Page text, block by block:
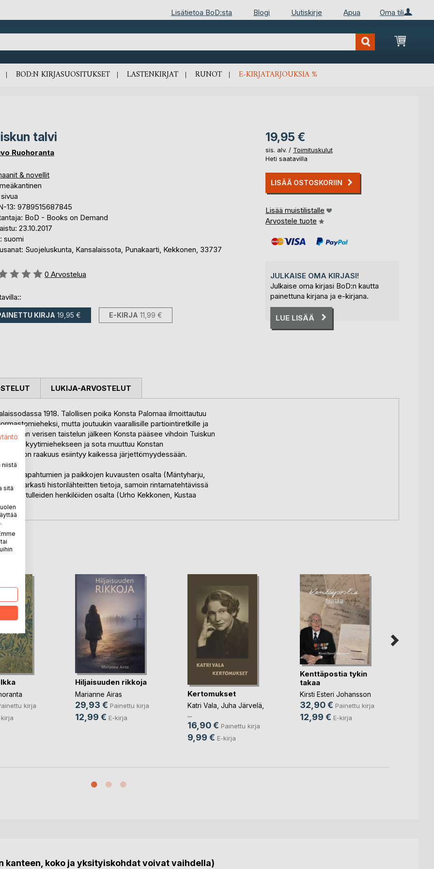
Oma tili
Lisätietoa BoD:sta Blogi Uutiskirje Apua
BOD:N KIRJASUOSITUKSET LASTENKIRJAT RUNOT E-KIRJATARJOUKSIA %
talvi
Ruohoranta
& novellit
13: 9789515687845
BoD - Books on Demand
23.10.2017
suomi
Suojeluskunta, Kansalaissota, Punakaarti, Kekkonen, 33737
0 Arvostelua
KIRJA 19,95 € E-KIRJA 11,99 €
19,95 €
sis. alv. / Toimituskulut
Heti saatavilla
LISÄÄ OSTOSKORIIN
Lisää muistilistalle
Arvostele tuote
JULKAISE OMA KIRJASI!
Julkaise oma kirjasi BoD:n kautta
painettuna kirjana ja e-kirjana.
LUE LISÄÄ
1918. Talollisen poika Konsta Palomaa ilmoittautuu
mutta joutuukin vaarallisille partiointiretkille ja
kylän verisen taistelun jälkeen Konsta pääsee vihdoin Tuiskun
kyytimiehekseen ja sota muuttuu Konstan
raakuus esiintyy kaikessa järjettömyydessään.
tapahtumien ja paikkojen kuvausten osalta (Mäntyharju,
tarkasti historilähteitten tietoja, samoin rintamatehtävissä
tulleiden henkilöiden osalta (Urho Kekkonen, Kustaa
LUKIJA-ARVOSTELUT
kirja
kirja
Hiljaisuuden rikkoja
Marianne Airas
29,93 € Painettu kirja
12,99 € E-kirja
Kertomukset
Katri Vala Juha Järvelä
...
16,90 € Painettu kirja
9,99 € E-kirja
Kenttäpostia tykin
takaa
Kirsti Esteri Johansson
32,90 € Painettu kirja
12,99 € E-kirja
koko ja yksityiskohdat voivat vaihdella)
niistä
sitä